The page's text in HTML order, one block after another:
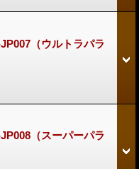
（ウルトラパラ
（スーパーパラ